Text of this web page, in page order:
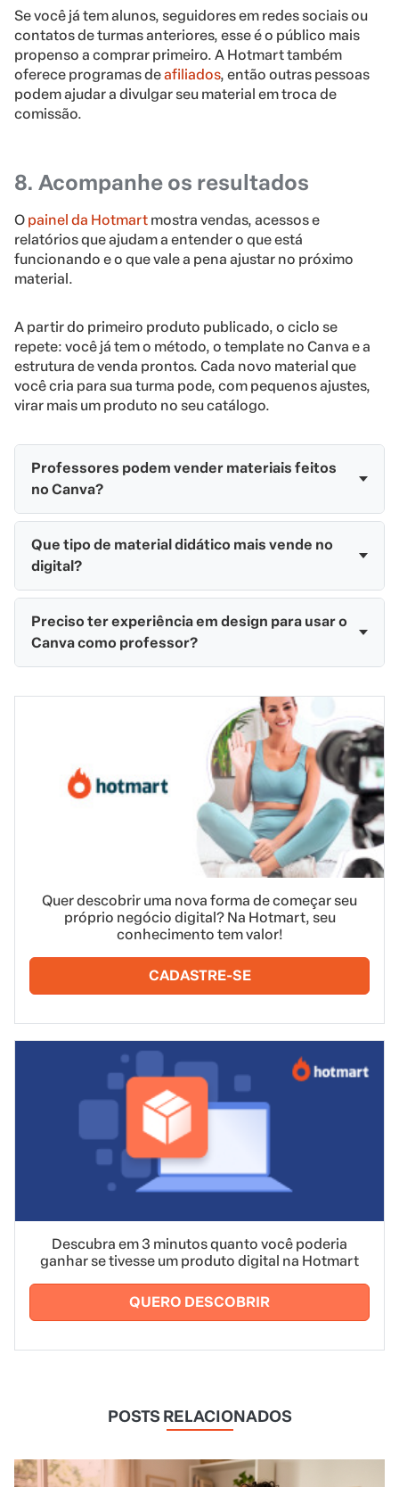
Se você já tem alunos, seguidores em redes sociais ou
contatos de turmas anteriores, esse é o público mais
propenso a comprar primeiro. A Hotmart também
oferece programas deafiliados, então outras pessoas
podem ajudar a divulgar seu material em troca de
comissão.
8. Acompanhe os resultados
O painel da Hotmart mostra vendas, acessos e
relatórios que ajudam a entender o que está
funcionando e o que vale a pena ajustar no próximo
material.
A partir do primeiro produto publicado, o ciclo se
repete: você já tem o método, o template no Canva e a
estrutura de venda prontos. Cada novo material que
você cria para sua turma pode, com pequenos ajustes,
virar mais um produto no seu catálogo.
Professores podem vender materiais feitos
no Canva?
Que tipo de material didático mais vende no
digital?
Preciso ter experiência em design para usar o
Canva como professor?
Quer descobrir uma nova forma de começar seu
próprio negócio digital? Na Hotmart, seu
conhecimento tem valor!
CADASTRE-SE
Descubra em 3 minutos quanto você poderia
ganhar se tivesse um produto digital na Hotmart
QUERO DESCOBRIR
POSTS RELACIONADOS